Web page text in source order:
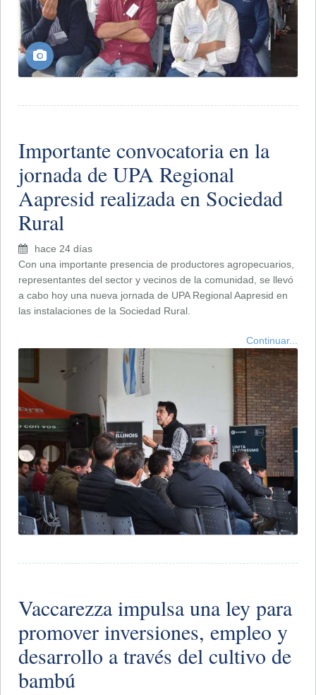
Importante convocatoria en la
jornada de UPA Regional
Aapresid realizada en Sociedad
Rural
hace 24 días
Con una importante presencia de productores agropecuarios,
representantes del sector y vecinos de la comunidad, se llevó
a cabo hoy una nueva jornada de UPA Regional Aapresid en
las instalaciones de la Sociedad Rural.
Continuar...
Vaccarezza impulsa una ley para
promover inversiones, empleo y
desarrollo a través del cultivo de
bambú